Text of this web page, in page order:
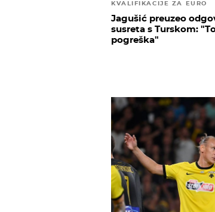
KVALIFIKACIJE ZA EURO
Jagušić preuzeo
susreta s Turskom:
pogreška"